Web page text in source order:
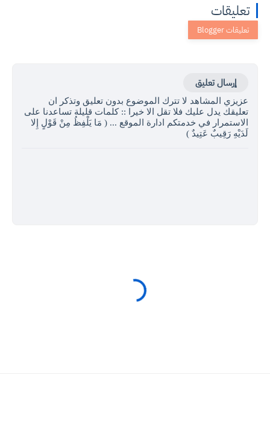
تعليقات
إرسال تعليق
عزيزي المشاهد لا تترك الموضوع بدون تعليق وتذكر ان
تعليقك يدل عليك فلا تقل الا خيرا :: كلمات قليلة تساعدنا على
الاستمرار في خدمتكم ادارة الموقع ... ( مَا يَلْفِظُ مِنْ قَوْلٍ إِلا
لَدَيْهِ رَقِيبٌ عَتِيدٌ )